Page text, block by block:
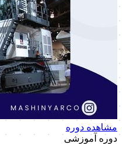
مشاهده دوره
دوره آموزشی